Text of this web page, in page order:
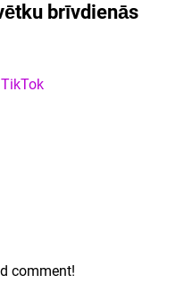
brīvdienās
TikTok
comment!